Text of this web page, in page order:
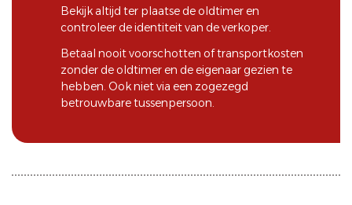
Bekijk altijd ter plaatse de oldtimer en
controleer de identiteit van de verkoper.
Betaal nooit voorschotten of transportkosten
zonder de oldtimer en de eigenaar gezien te
hebben. Ook niet via een zogezegd
betrouwbare tussenpersoon.